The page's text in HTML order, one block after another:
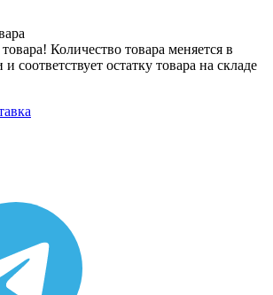
Количество товара меняется в
соответствует остатку товара на складе